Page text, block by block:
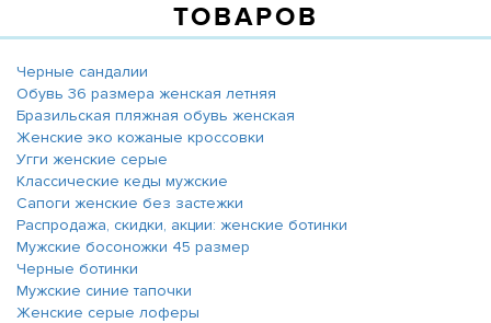
ТОВАРОВ
Черные сандалии
Обувь 36 размера женская летняя
Бразильская пляжная обувь женская
Женские эко кожаные кроссовки
Угги женские серые
Классические кеды мужские
Сапоги женские без застежки
Распродажа, скидки, акции: женские ботинки
Мужские босоножки 45 размер
Черные ботинки
Мужские синие тапочки
Женские серые лоферы